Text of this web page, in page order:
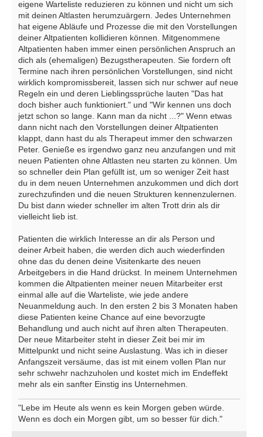
eigene Warteliste reduzieren zu können und nicht um sich
mit deinen Altlasten herumzuärgern. Jedes Unternehmen
hat eigene Abläufe und Prozesse die mit den Vorstellungen
deiner Altpatienten kollidieren können. Mitgenommene
Altpatienten haben immer einen persönlichen Anspruch an
dich als (ehemaligen) Bezugstherapeuten. Sie fordern oft
Termine nach ihren persönlichen Vorstellungen, sind nicht
wirklich kompromissbereit, lassen sich nur schwer auf neue
Regeln ein und deren Lieblingssprüche lauten "Das hat
doch bisher auch funktioniert." und "Wir kennen uns doch
jetzt schon so lange. Kann man da nicht ...?" Wenn etwas
dann nicht nach den Vorstellungen deiner Altpatienten
klappt, dann hast du als Therapeut immer den schwarzen
Peter. Genieße es irgendwo ganz neu anzufangen und mit
neuen Patienten ohne Altlasten neu starten zu können. Um
so schneller dein Plan gefüllt ist, um so weniger Zeit hast
du in dem neuen Unternehmen anzukommen und dich dort
zurechzufinden und die neuen Strukturen kennenzulernen.
Du bist dann wieder schneller im alten Trott drin als dir
vielleicht lieb ist.
Patienten die wirklich Interesse an dir als Person und
deiner Arbeit haben, die werden dich auch wiederfinden
ohne das du denen deine Visitenkarte des neuen
Arbeitgebers in die Hand drückst. In meinem Unternehmen
kommen die Altpatienten meiner neuen Mitarbeiter erst
einmal alle auf die Warteliste, wie jede andere
Neuanmeldung auch. In den ersten 2 bis 3 Monaten haben
diese Patienten keine Chance auf eine bevorzugte
Behandlung und auch nicht auf ihren alten Therapeuten.
Der neue Mitarbeiter steht in dieser Zeit bei mir im
Mittelpunkt und nicht seine Auslastung. Was ich in dieser
Anfangszeit versäume, das ist mit einem vollen Plan nur
sehr schwehr nachzuholen und kostet mich im Endeffekt
mehr als ein sanfter Einstig ins Unternehmen.
"Lebe im Heute als wenn es kein Morgen geben würde.
Wenn es doch ein Morgen gibt, um so besser für dich."